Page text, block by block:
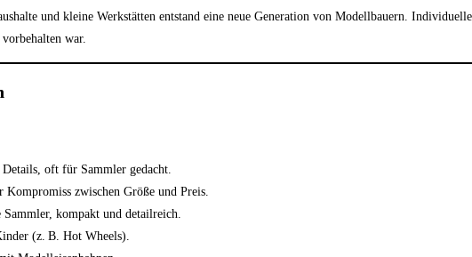
und kleine Werkstätten entstand eine neue Generation von Modellbauern.
war.
oft für Sammler gedacht.
Kompromiss zwischen Größe und Preis.
kompakt und detailreich.
(z. B. Hot Wheels).